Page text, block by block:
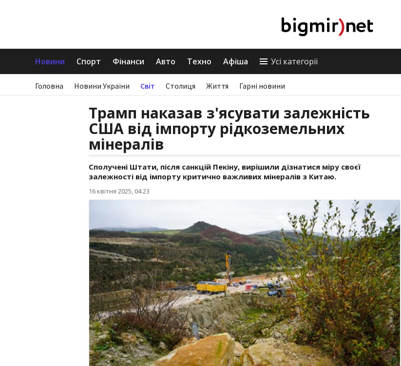
Новини Спорт Фінанси Авто Техно Афіша Усі категорії
Головна Новини України Світ Столиця Життя Гарні новини
Трамп наказав з'ясувати залежність
США від імпорту рідкоземельних
мінералів
Сполучені Штати, після санкцій Пекіну, вирішили дізнатися міру своєї
залежності від імпорту критично важливих мінералів з Китаю.
16 квітня 2025, 04:23